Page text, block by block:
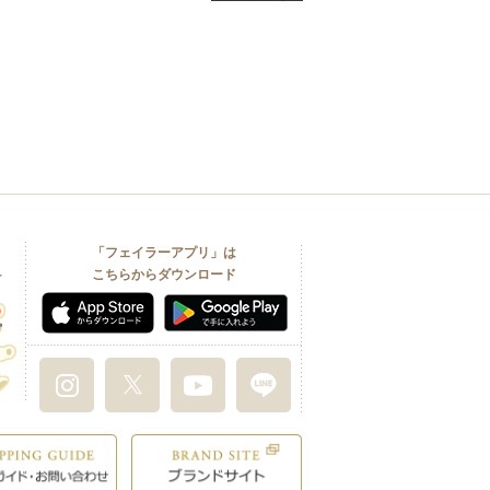
「フェイラーアプリ」は
こちらからダウンロード